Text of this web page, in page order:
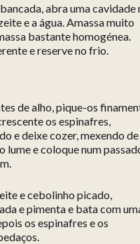
abra uma cavidade
e a água. Amassa muito
bastante homogénea.
e reserve no frio.
de alho, pique-os
os espinafres,
e deixe cozer, mexendo de
lume e coloque num
e cebolinho picado,
e pimenta e bata com
os espinafres e os